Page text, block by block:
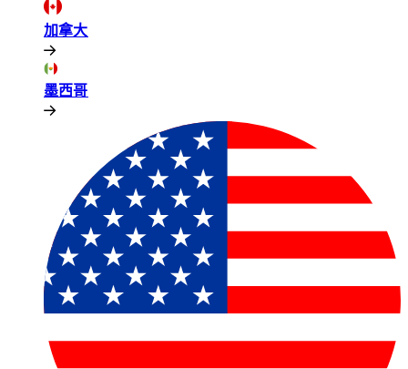
加拿大​​
墨西哥​​